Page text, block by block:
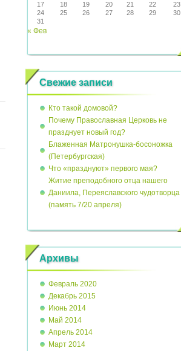
17
18 19 20 21 22
23
24
25 26 27 28 29
30
31
« Фев
Свежие записи
Кто такой домовой?
Почему Православная Церковь не
празднует новый год?
Блаженная Матронушка-босоножка
(Петербургская)
Что «празднуют» первого мая?
Житие преподобного отца нашего
Даниила, Переяславского чудотворца
(память 7/20 апреля)
Архивы
Февраль 2020
Декабрь 2015
Июнь 2014
Май 2014
Апрель 2014
Март 2014